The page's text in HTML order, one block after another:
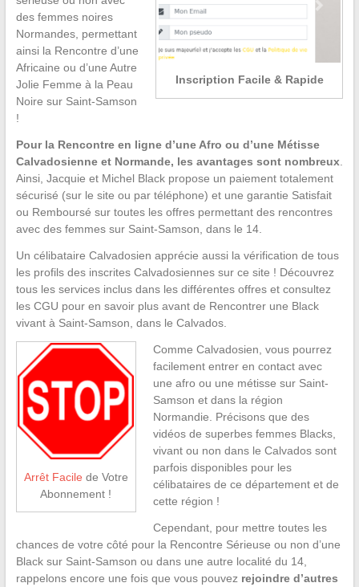
Inscription Facile & Rapide
des femmes noires
Normandes, permettant
ainsi la Rencontre d’une
Africaine ou d’une Autre
Jolie Femme à la Peau
Noire sur Saint-Samson
!
Pour la Rencontre en ligne d’une Afro ou d’une Métisse
Calvadosienne et Normande, les avantages sont nombreux.
Ainsi, Jacquie et Michel Black propose un paiement totalement
sécurisé (sur le site ou par téléphone) et une garantie Satisfait
ou Remboursé sur toutes les offres permettant des rencontres
avec des femmes sur Saint-Samson, dans le 14.
Un célibataire Calvadosien apprécie aussi la vérification de tous
les profils des inscrites Calvadosiennes sur ce site ! Découvrez
tous les services inclus dans les différentes offres et consultez
les CGU pour en savoir plus avant de Rencontrer une Black
vivant à Saint-Samson, dans le Calvados.
Arrêt Facile de Votre
Abonnement !
Comme Calvadosien, vous pourrez
facilement entrer en contact avec
une afro ou une métisse sur Saint-
Samson et dans la région
Normandie. Précisons que des
vidéos de superbes femmes Blacks,
vivant ou non dans le Calvados sont
parfois disponibles pour les
célibataires de ce département et de
cette région !
Cependant, pour mettre toutes les
chances de votre côté pour la Rencontre Sérieuse ou non d’une
Black sur Saint-Samson ou dans une autre localité du 14,
rappelons encore une fois que vous pouvez rejoindre d’autres